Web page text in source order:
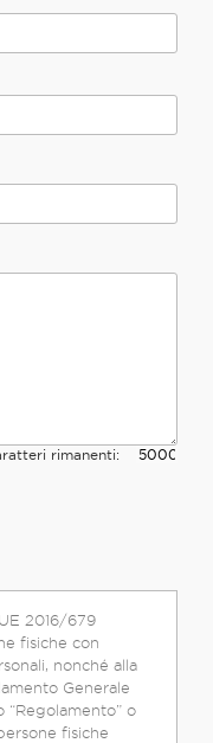
rimanenti:
2016/679
fisiche con
nonché alla
Generale
o